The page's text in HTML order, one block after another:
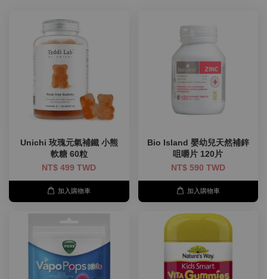
Unichi 玫瑰元氣補鐵 小熊
軟糖 60粒
NT$ 499 TWD
加入購物車
Bio Island 嬰幼兒天然補鋅
咀嚼片 120片
NT$ 590 TWD
加入購物車